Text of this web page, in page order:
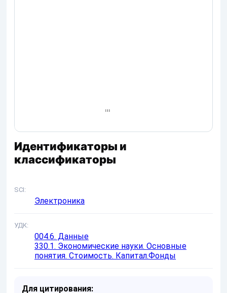
Идентификаторы и
классификаторы
SCI
Электроника
УДК
004.6. Данные
330.1. Экономические науки. Основные
понятия. Стоимость. Капитал.Фонды
Для цитирования: